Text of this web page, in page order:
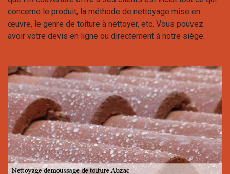
concerne le produit, la méthode de nettoyage mise en
œuvre, le genre de toiture à nettoyer, etc. Vous pouvez
avoir votre devis en ligne ou directement à notre siège.